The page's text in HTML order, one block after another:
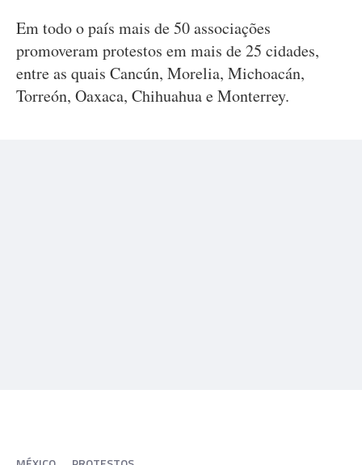
Em todo o país mais de 50 associações
promoveram protestos em mais de 25 cidades,
entre as quais Cancún, Morelia, Michoacán,
Torreón, Oaxaca, Chihuahua e Monterrey.